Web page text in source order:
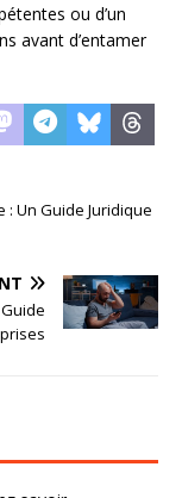
ou d’un
avant d’entamer
: Un Guide Juridique